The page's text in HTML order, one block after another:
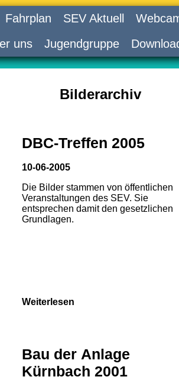
Fahrplan SEV Aktuell
uns Jugendgruppe
Bilderarchiv
DBC-Treffen 2005
10-06-2005
Die Bilder stammen von öffentlichen
Veranstaltungen des SEV. Sie
entsprechen damit den gesetzlichen
Grundlagen.
Weiterlesen
Bau der Anlage
Kürnbach 2001